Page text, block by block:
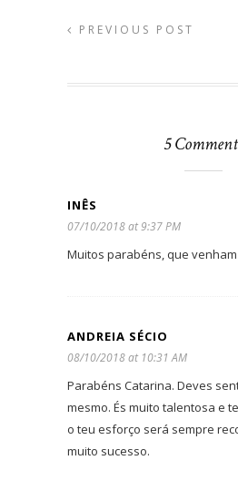
PREVIOUS POST
5
INÊS
07/10/2018 at 9:37 PM
Muitos parabéns, que venham
ANDREIA SÉCIO
08/10/2018 at 10:31 AM
Parabéns Catarina. Deves
mesmo. És muito talentosa e
o teu esforço será sempre
muito sucesso.